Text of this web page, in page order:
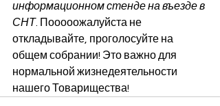
информационном стенде на въезде в
СНТ. Пооооожалуйста не
откладывайте, проголосуйте на
общем собрании! Это важно для
нормальной жизнедеятельности
нашего Товарищества!